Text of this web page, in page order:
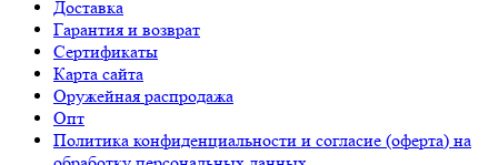
Доставка
Гарантия и возврат
Сертификаты
Карта сайта
Оружейная распродажа
Опт
Политика конфиденциальности и согласие (оферта) на